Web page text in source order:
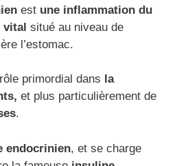
est une inflammation du
vital situé au niveau de
l’estomac.
primordial dans la
et plus particulièrement de
.
endocrinien, et se charge